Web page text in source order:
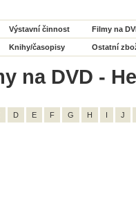
Výstavní činnost Filmy na
Knihy/časopisy Ostatní
na DVD -
D E F G H I J